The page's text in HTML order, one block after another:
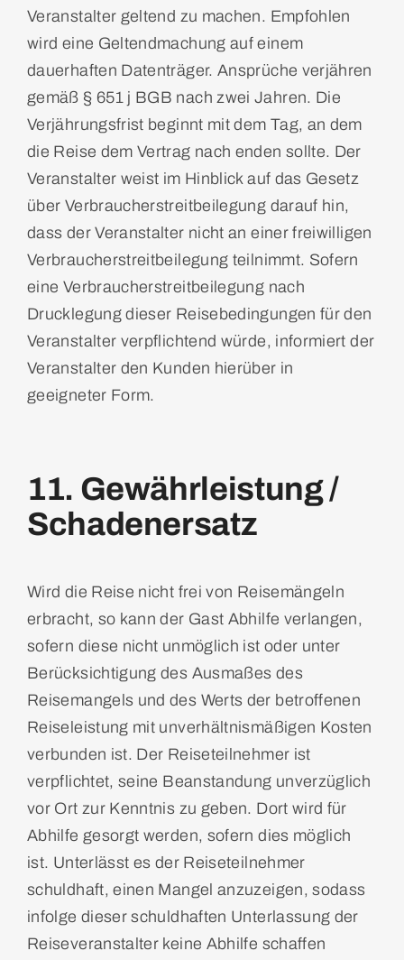
Veranstalter geltend zu machen. Empfohlen
wird eine Geltendmachung auf einem
dauerhaften Datenträger. Ansprüche verjähren
gemäß § 651 j BGB nach zwei Jahren. Die
Verjährungsfrist beginnt mit dem Tag, an dem
die Reise dem Vertrag nach enden sollte. Der
Veranstalter weist im Hinblick auf das Gesetz
über Verbraucherstreitbeilegung darauf hin,
dass der Veranstalter nicht an einer freiwilligen
Verbraucherstreitbeilegung teilnimmt. Sofern
eine Verbraucherstreitbeilegung nach
Drucklegung dieser Reisebedingungen für den
Veranstalter verpflichtend würde, informiert der
Veranstalter den Kunden hierüber in
geeigneter Form.
11. Gewährleistung /
Schadenersatz
Wird die Reise nicht frei von Reisemängeln
erbracht, so kann der Gast Abhilfe verlangen,
sofern diese nicht unmöglich ist oder unter
Berücksichtigung des Ausmaßes des
Reisemangels und des Werts der betroffenen
Reiseleistung mit unverhältnismäßigen Kosten
verbunden ist. Der Reiseteilnehmer ist
verpflichtet, seine Beanstandung unverzüglich
vor Ort zur Kenntnis zu geben. Dort wird für
Abhilfe gesorgt werden, sofern dies möglich
ist. Unterlässt es der Reiseteilnehmer
schuldhaft, einen Mangel anzuzeigen, sodass
infolge dieser schuldhaften Unterlassung der
Reiseveranstalter keine Abhilfe schaffen